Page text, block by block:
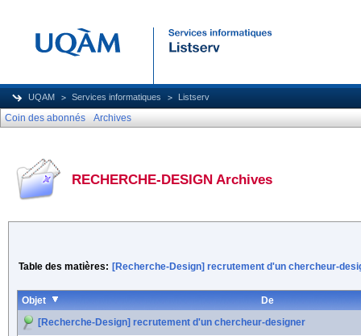
UQAM Services informatiques Listserv
Coin des abonnés Archives
RECHERCHE-DESIGN Archives
Table des matières: [Recherche-Design] recrutement d'un chercheur-
Objet
De
[Recherche-Design] recrutement d'un chercheur-designer